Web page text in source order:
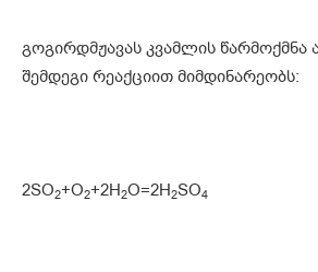
გოგირდმჟავას კვამლის
შემდეგი რეაქციით მიმდინარეობს:
2SO2+O2+2H2O=2H2SO4